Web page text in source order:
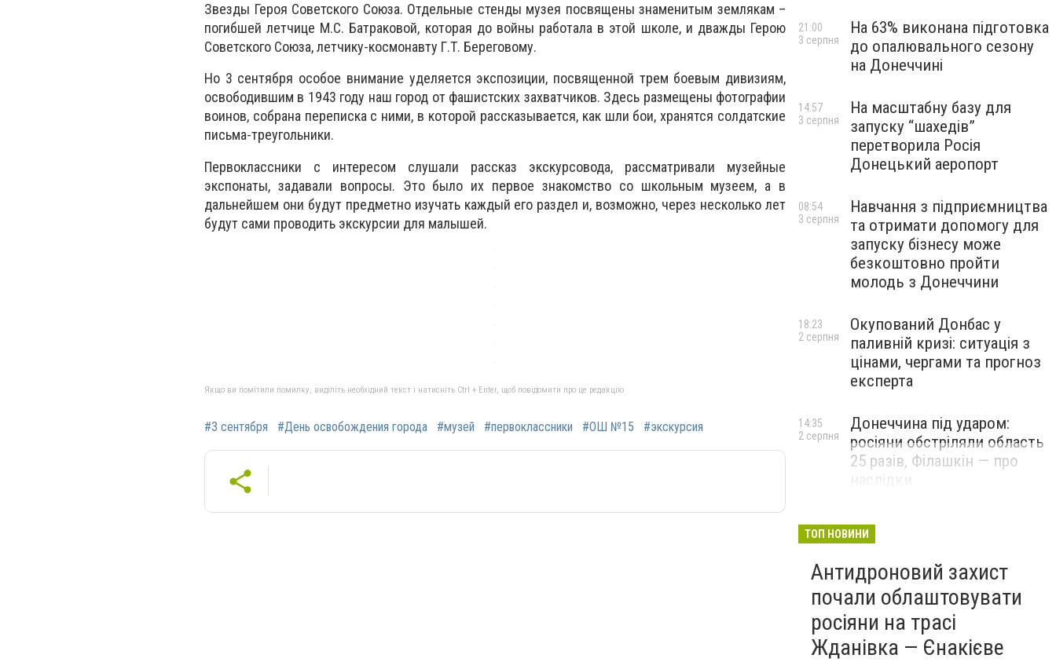
Звезды Героя Советского Союза. Отдельные стенды музея посвящены знаменитым землякам –
погибшей летчице М.С. Батраковой, которая до войны работала в этой школе, и дважды Герою
Советского Союза, летчику-космонавту Г.Т. Береговому.
Но 3 сентября особое внимание уделяется экспозиции, посвященной трем боевым дивизиям,
освободившим в 1943 году наш город от фашистских захватчиков. Здесь размещены фотографии
воинов, собрана переписка с ними, в которой рассказывается, как шли бои, хранятся солдатские
письма-треугольники.
Первоклассники с интересом слушали рассказ экскурсовода, рассматривали музейные
экспонаты, задавали вопросы. Это было их первое знакомство со школьным музеем, а в
дальнейшем они будут предметно изучать каждый его раздел и, возможно, через несколько лет
будут сами проводить экскурсии для малышей.
Якщо ви помітили помилку, виділіть необхідний текст і натисніть Ctrl + Enter, щоб повідомити про це редакцію
#3 сентября #День освобождения города #музей #первоклассники #ОШ №15 #экскурсия
На 63% виконана підготовка
до опалювального сезону
на Донеччині
21:00
3 серпня
На масштабну базу для
запуску “шахедів”
перетворила Росія
Донецький аеропорт
14:57
3 серпня
Навчання з підприємництва
та отримати допомогу для
запуску бізнесу може
безкоштовно пройти
молодь з Донеччини
08:54
3 серпня
Окупований Донбас у
паливній кризі: ситуація з
цінами, чергами та прогноз
експерта
18:23
2 серпня
Донеччина під ударом:
росіяни обстріляли область
25 разів, Філашкін — про
14:35
2 серпня
ТОП НОВИНИ
Антидроновий захист
почали облаштовувати
росіяни на трасі
Жданівка — Єнакієве